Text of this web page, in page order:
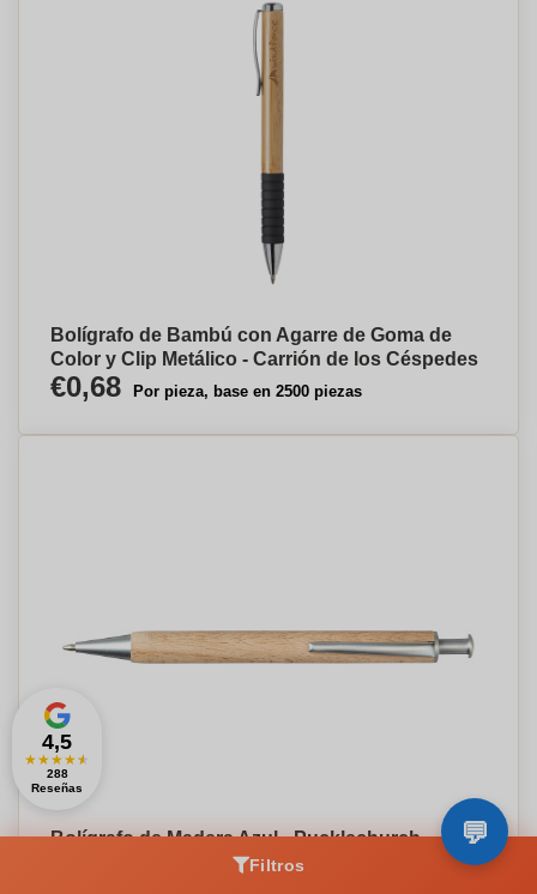
Bolígrafo de Bambú con Agarre de Goma de
Color y Clip Metálico - Carrión de los Céspedes
€0,68 Por pieza, base en 2500 piezas
Bolígrafo de Madera Azul - Pucklechurch -
Filtros
4,5
★★★★★
288
Reseñas